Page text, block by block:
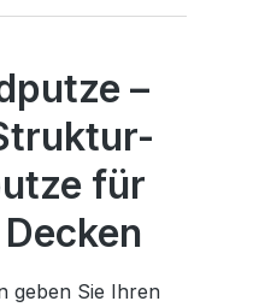
–
für
geben Sie Ihren